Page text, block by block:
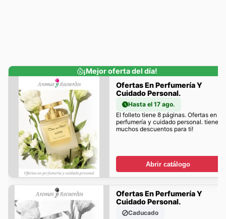
¡Mejor oferta del día!
Ofertas En Perfumería Y
Cuidado Personal.
Hasta el 17 ago.
El folleto tiene 8 páginas. Ofertas en
perfumería y cuidado personal. tiene
muchos descuentos para ti!
Abrir catálogo
Ofertas En Perfumería Y
Cuidado Personal.
Caducado